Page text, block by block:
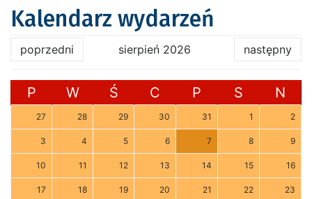
Kalendarz wydarzeń
poprzedni sierpień 2026 następny
P W Ś C P S N
27 28 29 30 31 1 2
3 4 5 6 7 8 9
10 11 12 13 14 15 16
17 18 19 20 21 22 23